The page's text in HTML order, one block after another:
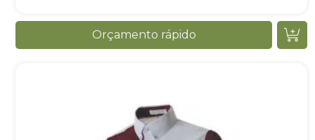
Orçamento rápido